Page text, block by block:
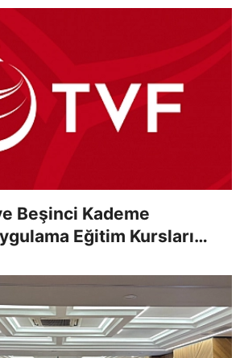
Beşinci Kademe
Eğitim Kursları